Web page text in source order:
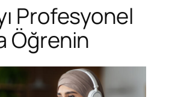
Profesyonel
Öğrenin